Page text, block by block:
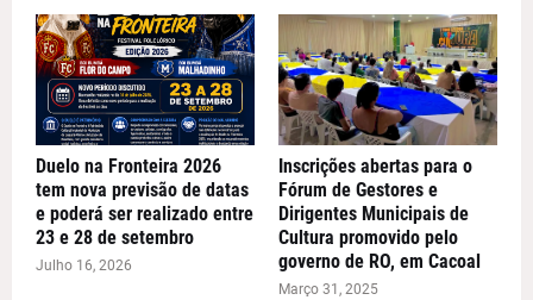
Duelo na Fronteira 2026
tem nova previsão de datas
e poderá ser realizado entre
23 e 28 de setembro
Julho 16, 2026
Inscrições abertas para o
Fórum de Gestores e
Dirigentes Municipais de
Cultura promovido pelo
governo de RO, em Cacoal
Março 31, 2025